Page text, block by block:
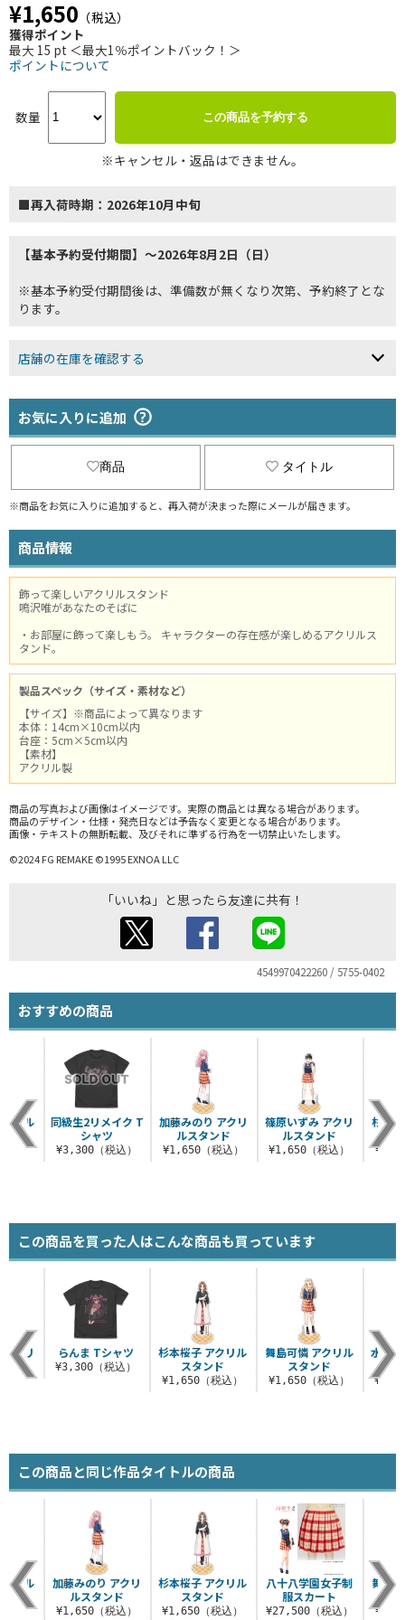
¥1,650 （税込）
獲得ポイント
最大 15 pt ＜最大1％ポイントバック！＞
ポイントについて
数量 この商品を予約する
※キャンセル・返品はできません。
■再入荷時期：2026年10月中旬
【基本予約受付期間】～2026年8月2日（日）
※基本予約受付期間後は、準備数が無くなり次第、予約終了とな
ります。
店舗の在庫を確認する
お気に入りに追加
商品 タイトル
※商品をお気に入りに追加すると、再入荷が決まった際にメールが届きます。
商品情報
飾って楽しいアクリルスタンド
鳴沢唯があなたのそばに
・お部屋に飾って楽しもう。 キャラクターの存在感が楽しめるアクリルス
タンド。
製品スペック（サイズ・素材など）
【サイズ】※商品によって異なります
本体：14cm×10cm以内
台座：5cm×5cm以内
【素材】
アクリル製
商品の写真および画像はイメージです。実際の商品とは異なる場合があります。
商品のデザイン・仕様・発売日などは予告なく変更となる場合があります。
画像・テキストの無断転載、及びそれに準ずる行為を一切禁止いたします。
©2024 FG REMAKE ©1995 EXNOA LLC
「いいね」と思ったら友達に共有！
4549970422260 / 5755-0402
おすすめの商品
加藤みのり アクリ
ルスタンド
¥1,650（税込）
篠原いずみ アクリ
ルスタンド
¥1,650（税込）
杉本
リル
込）
同級生2リメイク T
シャツ
¥3,300（税込）
この商品を買った人はこんな商品も買っています
杉本桜子 アクリル
スタンド
¥1,650（税込）
舞島可憐 アクリル
スタンド
¥1,650（税込）
水野
クリ
れ
らんま Tシャツ
¥3,300（税込）
この商品と同じ作品タイトルの商品
杉本桜子 アクリル
スタンド
¥1,650（税込）
八十八学園女子制
服スカート
¥27,500（税込）
舞島
リル
込）
加藤みのり アクリ
ルスタンド
¥1,650（税込）